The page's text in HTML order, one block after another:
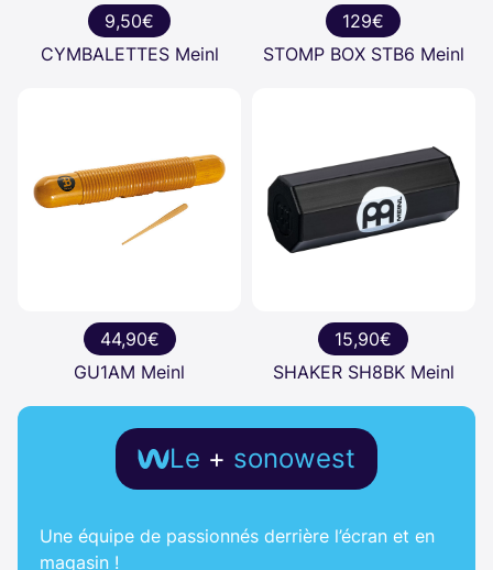
9,50€
CYMBALETTES Meinl
129€
STOMP BOX STB6 Meinl
44,90€
GU1AM Meinl
15,90€
SHAKER SH8BK Meinl
Le + sonowest
Une équipe de passionnés derrière l’écran et en
magasin !